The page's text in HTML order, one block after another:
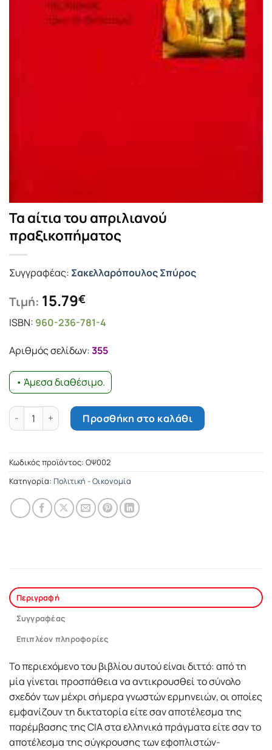
Τα αίτια του απριλιανού
πραξικοπήματος
Συγγραφέας: Σακελλαρόπουλος Σπύρος
Τιμή: 15.79€
ISBN: 960-236-781-4
Αριθμός σελίδων:355
• Άμεσα διαθέσιμο.
Τα αίτια του απριλιανού πραξικοπήματος ποσότητα
Προσθήκη στο καλάθι
Κωδικός προϊόντος: ΟΨ002
Κατηγορία: Πολιτική - Οικονομία
Περιγραφή
Συγγραφέας
Επιπλέον πληροφορίες
Το περιεχόμενο του βιβλίου αυτού είναι διττό: από τη
μία γίνεται προσπάθεια να αντικρουσθεί το σύνολο
σχεδόν των μέχρι σήμερα γνωστών ερμηνειών, οι οποίες
εμφανίζουν τη δικτατορία είτε σαν αποτέλεσμα της
παρέμβασης της CIA στα ελληνικά πράγματα είτε σαν το
αποτέλεσμα της σύγκρουσης των εφοπλιστών-